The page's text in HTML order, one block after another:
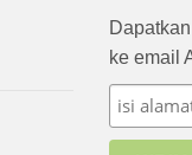
ke email